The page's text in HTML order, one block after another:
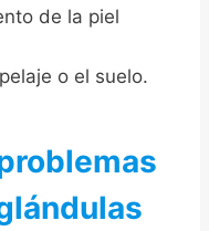
de la piel
o el suelo.